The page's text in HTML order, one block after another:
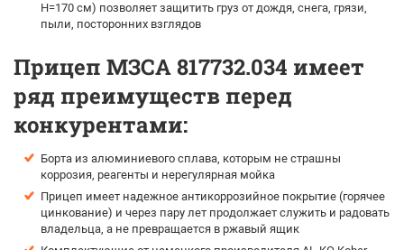
H=170 см) позволяет защитить груз от дождя, снега, грязи,
пыли, посторонних взглядов
Прицеп МЗСА 817732.034 имеет
ряд преимуществ перед
конкурентами:
Борта из алюминиевого сплава, которым не страшны
коррозия, реагенты и нерегулярная мойка
Прицеп имеет надежное антикоррозийное покрытие (горячее
цинкование) и через пару лет продолжает служить и радовать
владельца, а не превращается в ржавый ящик